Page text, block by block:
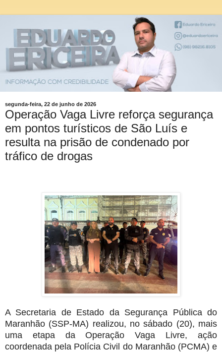
segunda-feira, 22 de junho de 2026
Operação Vaga Livre reforça segurança
em pontos turísticos de São Luís e
resulta na prisão de condenado por
tráfico de drogas
A Secretaria de Estado da Segurança Pública do
Maranhão (SSP-MA) realizou, no sábado (20), mais
uma etapa da Operação Vaga Livre, ação
coordenada pela Polícia Civil do Maranhão (PCMA) e